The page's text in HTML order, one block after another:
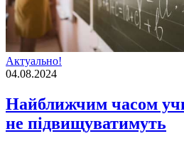
Актуально!
04.08.2024
Найближчим часом
не підвищуватимуть